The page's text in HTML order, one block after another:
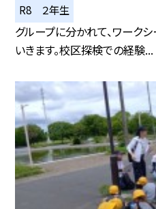
R8 ２年生
グループに分かれて、ワーク
いきます。校区探検での経験...